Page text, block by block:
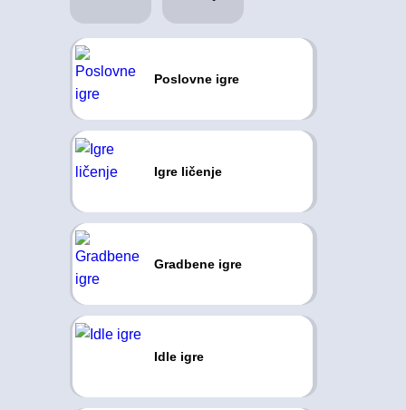
Poslovne igre
Igre ličenje
Gradbene igre
Idle igre